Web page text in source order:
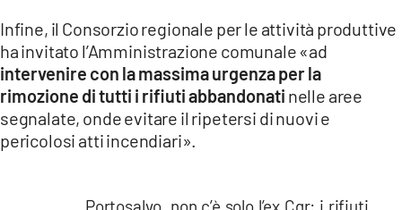
Infine, il Consorzio regionale per le attività produttive
ha invitato l’Amministrazione comunale «ad
intervenire con la massima urgenza per la
rimozione di tutti i rifiuti abbandonati nelle aree
segnalate, onde evitare il ripetersi di nuovi e
pericolosi atti incendiari».
Portosalvo, non c’è solo l’ex Cgr: i rifiuti